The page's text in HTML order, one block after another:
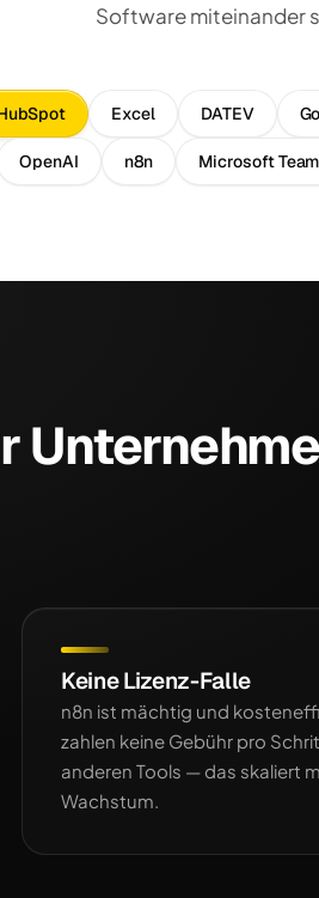
Software miteinander
Excel DATEV
OpenAI n8n Microsoft
Keine Lizenz-Falle
n8n ist mächtig und
zahlen keine Gebühr pro
anderen Tools — das skaliert
Wachstum.